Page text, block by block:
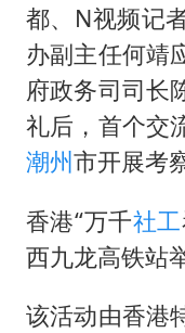
都、N视频记
办副主任何靖
府政务司司长
礼后，首个交
潮州市开展考
香港“万千社工
西九龙高铁站
该活动由香港